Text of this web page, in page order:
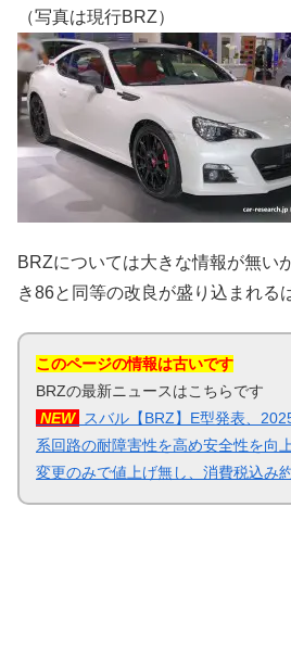
（写真は現行BRZ）
BRZについては大きな情報が無い
き86と同等の改良が盛り込まれる
このページの情報は古いです
BRZの最新ニュースはこちらです
NEW スバル【BRZ】E型発表、
系回路の耐障害性を高め安全性を向
変更のみで値上げ無し、消費税込み